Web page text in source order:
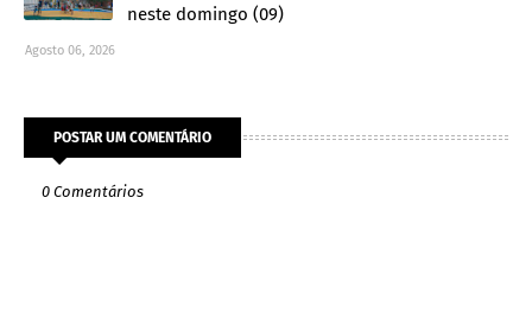
neste domingo (09)
Agosto 06, 2026
POSTAR UM COMENTÁRIO
0 Comentários